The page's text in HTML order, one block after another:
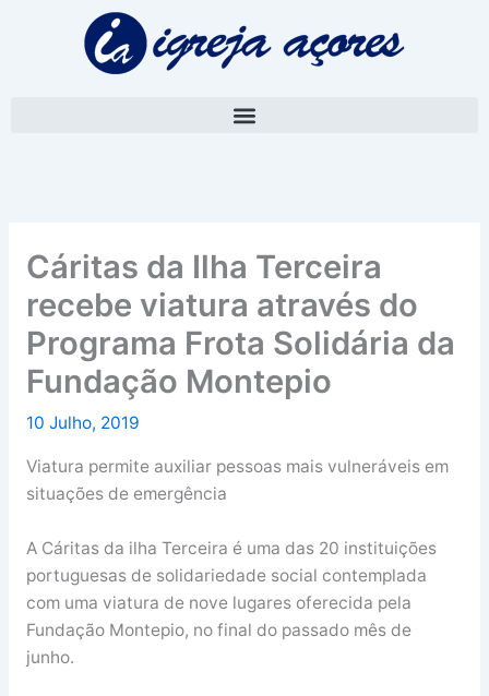
Cáritas da Ilha Terceira
recebe viatura através do
Programa Frota Solidária da
Fundação Montepio
10 Julho, 2019
Viatura permite auxiliar pessoas mais vulneráveis em
situações de emergência
A Cáritas da ilha Terceira é uma das 20 instituições
portuguesas de solidariedade social contemplada
com uma viatura de nove lugares oferecida pela
Fundação Montepio, no final do passado mês de
junho.